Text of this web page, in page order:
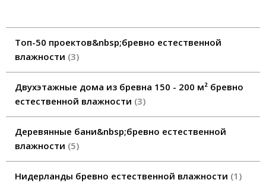
Топ-50 проектов&nbsp;бревно естественной
влажности 3
Двухэтажные дома из бревна 150 - 200 м² бревно
естественной влажности 3
Деревянные бани&nbsp;бревно естественной
влажности 5
Нидерланды бревно естественной влажности 1